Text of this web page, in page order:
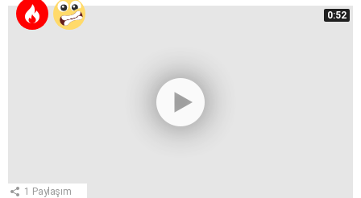
0:52
1 Paylaşım